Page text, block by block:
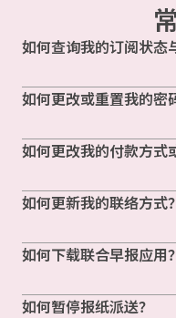
如何查询我的订阅状态
如何更改或重置我的密
如何更改我的付款方式
如何更新我的联络方式？
如何下载联合早报应用？
如何暂停报纸派送？